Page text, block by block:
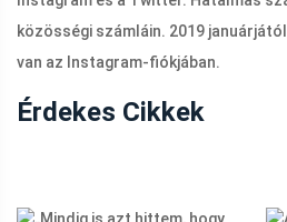
közösségi számláin. 2019
van az Instagram-fiókjában.
Érdekes Cikkek